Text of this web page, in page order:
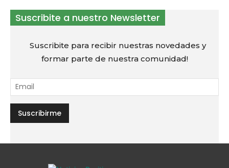
Suscribite a nuestro Newsletter
Suscribite para recibir nuestras novedades y
formar parte de nuestra comunidad!